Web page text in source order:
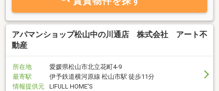
アパマンショップ松山中の川通店 株式会社 アート不
動産
所在地
愛媛県松山市北立花町4-9
最寄駅
伊予鉄道横河原線 松山市駅 徒歩11分
情報提供元
LIFULL HOME'S